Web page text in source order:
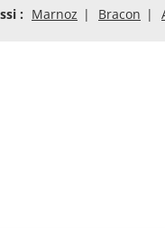
: Marnoz Bracon